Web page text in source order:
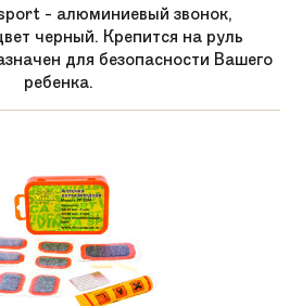
- алюминиевый звонок,
черный. Крепится на руль
для безопасности Вашего
ребенка.